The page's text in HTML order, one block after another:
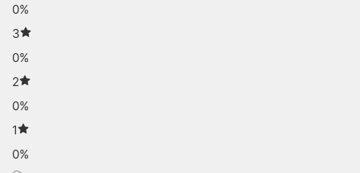
0%
3
0%
2
0%
1
0%